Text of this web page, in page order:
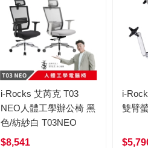
i-Rocks 艾芮克 T03
NEO人體工學辦公椅 黑
色/紡紗白 T03NEO
$8,541
i-
雙臂